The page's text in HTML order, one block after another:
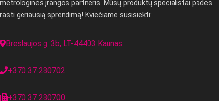
metrologinės įrangos partneris. Mūsų produktų specialistai padės
rasti geriausią sprendimą! Kviečiame susisiekti:
Breslaujos g. 3b, LT-44403 Kaunas
+370 37 280702
+370 37 280700